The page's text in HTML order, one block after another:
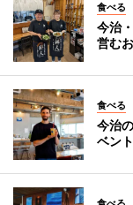
食べる
今治
営む
食べる
今治
ベン